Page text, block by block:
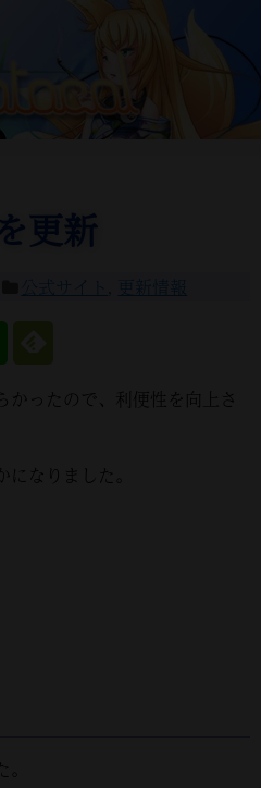
更新
公式サイト 更新情報
かったので、利便性を向上さ
なりました。